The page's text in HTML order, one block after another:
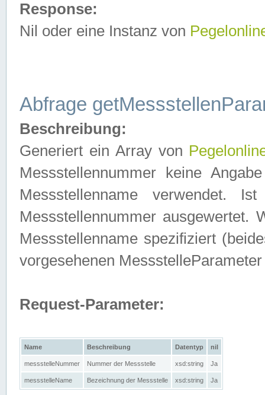
Response:
Nil oder eine Instanz von
Abfrage
Beschreibung:
Generiert ein Array von
Messstellennummer keine
Messstellenname verwendet.
Messstellennummer ausgewertet.
Messstellenname spezifiziert
vorgesehenen
Request-Parameter:
Name Beschreibung Datentyp nil
messstelleNummer Nummer der Messstelle xsd:string Ja
messstelleName Bezeichnung der Messstelle xsd:string Ja